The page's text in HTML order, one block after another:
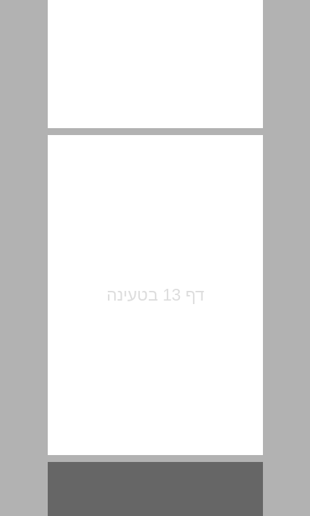
לתולדות המקומות הקדושים לנוצרים בארץ־ישראל ... 14